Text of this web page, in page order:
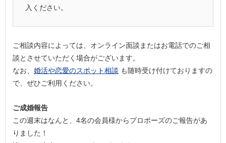
入ください。
ご相談内容によっては、オンライン面談またはお電話でのご相
談とさせていただく場合がございます。
なお、婚活や恋愛のスポット相談 も随時受け付けておりますの
で、ぜひご利用ください。
ご成婚報告
この週末はなんと、4名の会員様からプロポーズのご報告があ
りました！